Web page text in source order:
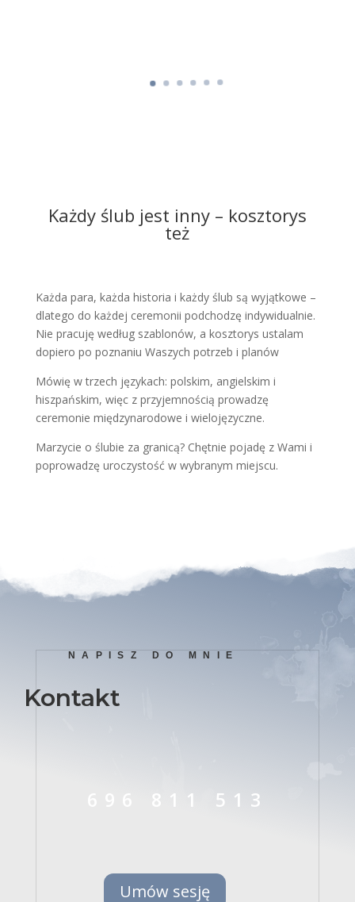
Każdy ślub jest inny – kosztorys
też
Każda para, każda historia i każdy ślub są wyjątkowe –
dlatego do każdej ceremonii podchodzę indywidualnie.
Nie pracuję według szablonów, a kosztorys ustalam
dopiero po poznaniu Waszych potrzeb i planów
Mówię w trzech językach: polskim, angielskim i
hiszpańskim, więc z przyjemnością prowadzę
ceremonie międzynarodowe i wielojęzyczne.
Marzycie o ślubie za granicą? Chętnie pojadę z Wami i
poprowadzę uroczystość w wybranym miejscu.
NAPISZ DO MNIE
Kontakt
696 811 513
Umów sesję